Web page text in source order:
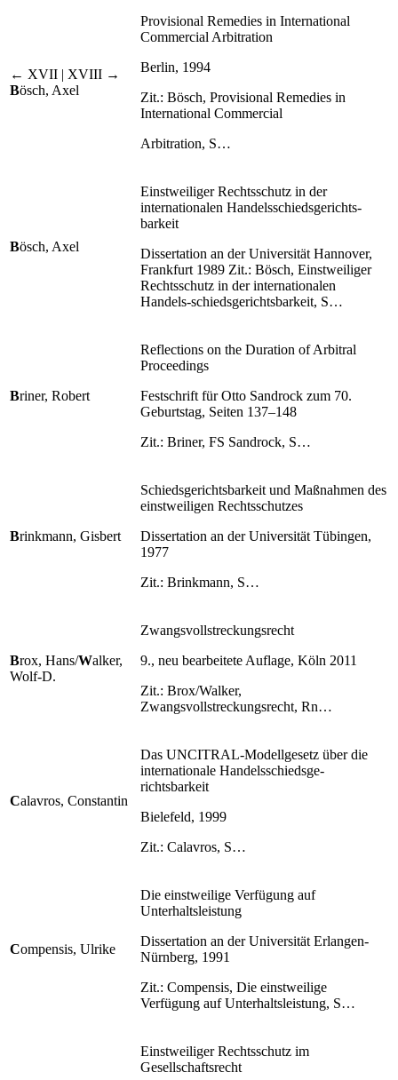
← XVII | XVIII →
Bösch, Axel
Provisional Remedies in International
Commercial Arbitration
Berlin, 1994
Zit.: Bösch, Provisional Remedies in
International Commercial
Arbitration, S…
Bösch, Axel
Einstweiliger Rechtsschutz in der
internationalen Handelsschiedsgerichts-
barkeit
Dissertation an der Universität Hannover,
Frankfurt 1989 Zit.: Bösch, Einstweiliger
Rechtsschutz in der internationalen
Handels-schiedsgerichtsbarkeit, S…
Briner, Robert
Reflections on the Duration of Arbitral
Proceedings
Festschrift für Otto Sandrock zum 70.
Geburtstag, Seiten 137–148
Zit.: Briner, FS Sandrock, S…
Brinkmann, Gisbert
Schiedsgerichtsbarkeit und Maßnahmen des
einstweiligen Rechtsschutzes
Dissertation an der Universität Tübingen,
1977
Zit.: Brinkmann, S…
Brox, Hans/Walker,
Wolf-D.
Zwangsvollstreckungsrecht
9., neu bearbeitete Auflage, Köln 2011
Zit.: Brox/Walker,
Zwangsvollstreckungsrecht, Rn…
Calavros, Constantin
Das UNCITRAL-Modellgesetz über die
internationale Handelsschiedsge-
richtsbarkeit
Bielefeld, 1999
Zit.: Calavros, S…
Compensis, Ulrike
Die einstweilige Verfügung auf
Unterhaltsleistung
Dissertation an der Universität Erlangen-
Nürnberg, 1991
Zit.: Compensis, Die einstweilige
Verfügung auf Unterhaltsleistung, S…
Einstweiliger Rechtsschutz im
Gesellschaftsrecht